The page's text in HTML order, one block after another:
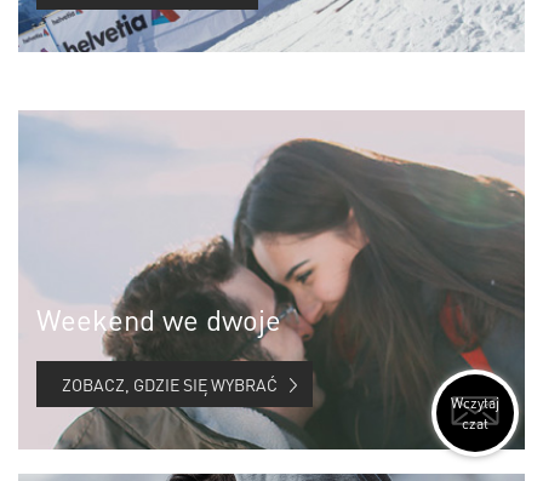
Weekend we dwoje
ZOBACZ, GDZIE SIĘ WYBRAĆ
Wczytaj
czat